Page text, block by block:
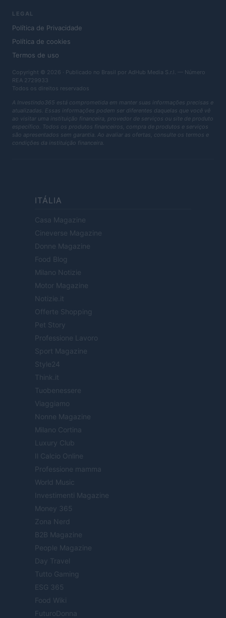
LEGAL
Política de Privacidade
Política de cookies
Termos de uso
Copyright © 2026 · Publicado no Brasil por AdHub Media S.r.l. — Número
REA 2729933
Todos os direitos reservados
A Investindo365 está comprometida em manter suas informações precisas e
atualizadas. Essas informações podem ser diferentes daquelas que você vê
ao visitar uma instituição financeira, provedor de serviços ou site de produto
específico. Todos os produtos financeiros, compra de produtos e serviços
são apresentados sem garantia. Ao avaliar as ofertas, consulte os termos e
condições da instituição financeira.
ITÁLIA
Casa Magazine
Cineverse Magazine
Donne Magazine
Food Blog
Milano Notizie
Motor Magazine
Notizie.it
Offerte Shopping
Pet Story
Professione Lavoro
Sport Magazine
Style24
Think.it
Tuobenessere
Viaggiamo
Nonne Magazine
Milano Cortina
Luxury Club
Il Calcio Online
Professione mamma
World Music
Investimenti Magazine
Money 365
Zona Nerd
B2B Magazine
People Magazine
Day Travel
Tutto Gaming
ESG 365
Food Wiki
FuturoDonna